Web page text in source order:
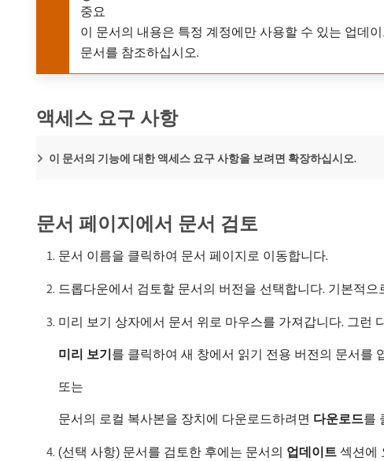
중요
이 문서의 내용은 특정 계정에만 사용할 수 있는 업데
문서를 참조하십시오.
액세스 요구 사항
이 문서의 기능에 대한 액세스 요구 사항을 보려면 확장하십시오.
문서 페이지에서 문서 검토
문서 이름을 클릭하여 문서 페이지로 이동합니다.
드롭다운에서 검토할 문서의 버전을 선택합니다. 기본적으
미리 보기 상자에서 문서 위로 마우스를 가져갑니다. 그런
미리 보기를 클릭하여 새 창에서 읽기 전용 버전의 문서를
또는
문서의 로컬 복사본을 장치에 다운로드하려면 다운로드를
(선택 사항) 문서를 검토한 후에는 문서의 업데이트 섹션에